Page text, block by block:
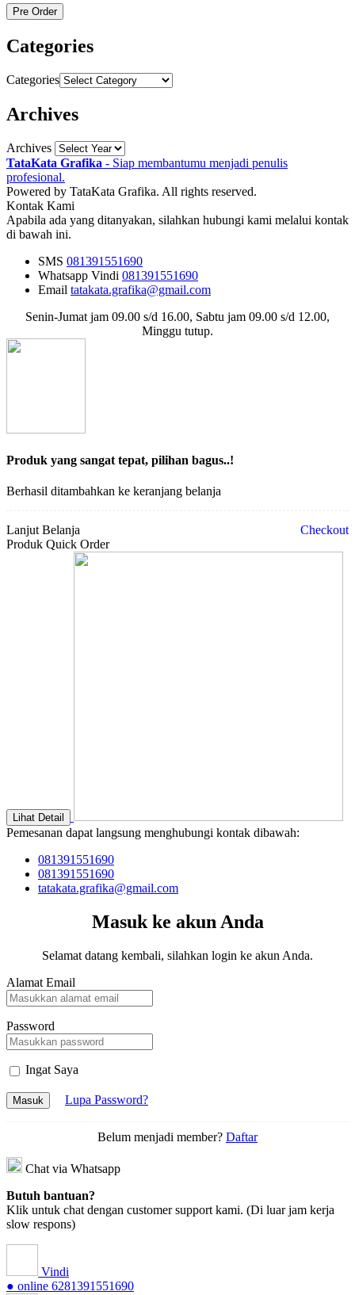
Pre Order
Categories
Categories
Archives
Archives
TataKata Grafika - Siap membantumu menjadi penulis
profesional.
Powered by TataKata Grafika. All rights reserved.
Kontak Kami
Apabila ada yang ditanyakan, silahkan hubungi kami melalui kontak
di bawah ini.
SMS 081391551690
Whatsapp Vindi 081391551690
Email tatakata.grafika@gmail.com
Senin-Jumat jam 09.00 s/d 16.00, Sabtu jam 09.00 s/d 12.00,
Minggu tutup.
Produk yang sangat tepat, pilihan bagus..!
Berhasil ditambahkan ke keranjang belanja
Lanjut Belanja
Checkout
Produk Quick Order
Lihat Detail
Pemesanan dapat langsung menghubungi kontak dibawah:
081391551690
081391551690
tatakata.grafika@gmail.com
Masuk ke akun Anda
Selamat datang kembali, silahkan login ke akun Anda.
Alamat Email
Password
Ingat Saya
Masuk Lupa Password?
Belum menjadi member? Daftar
Chat via Whatsapp
Butuh bantuan?
Klik untuk chat dengan customer support kami. (Di luar jam kerja
slow respons)
Vindi
● online 6281391551690